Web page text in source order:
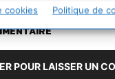
cookies Politique de
POUR LAISSER UN